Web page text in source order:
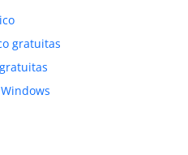
gratuitas